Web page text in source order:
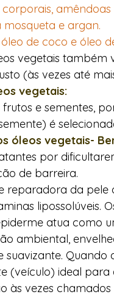
mosqueta e argan.
de coco e óleo
vegetais
(às vezes até
vegetais:
e sementes,
é
óleos vegetais-
por
de barreira.
reparadora da pele
lipossolúveis.
atua como
ambiental,
suavizante. Quando
(veículo) ideal para
às vezes